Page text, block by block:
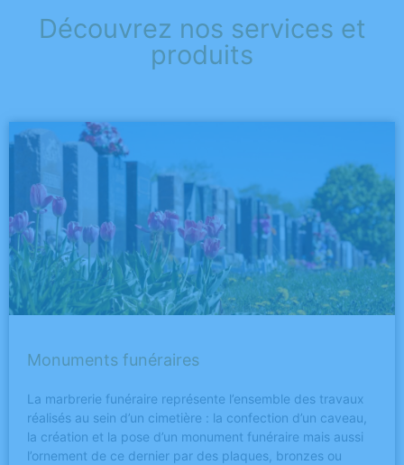
Découvrez nos services et
produits
Monuments funéraires
La marbrerie funéraire représente l’ensemble des travaux
réalisés au sein d’un cimetière : la confection d’un caveau,
la création et la pose d’un monument funéraire mais aussi
l’ornement de ce dernier par des plaques, bronzes ou